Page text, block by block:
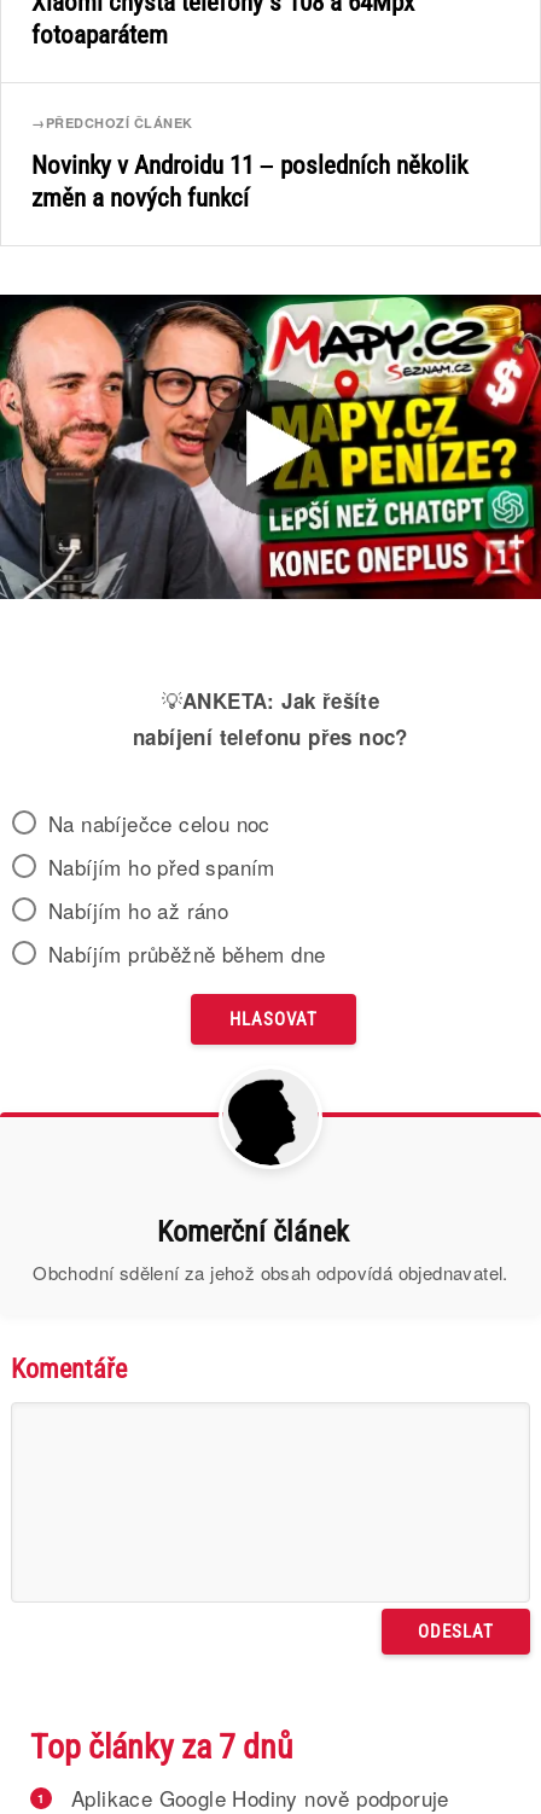
fotoaparátem
→ PŘEDCHOZÍ ČLÁNEK
Novinky v Androidu 11 – posledních několik
změn a nových funkcí
💡ANKETA: Jak řešíte
nabíjení telefonu přes noc?
Na nabíječce celou noc
Nabíjím ho před spaním
Nabíjím ho až ráno
Nabíjím průběžně během dne
Komerční článek
Obchodní sdělení za jehož obsah odpovídá objednavatel.
Komentáře
Top články za 7 dnů
1
Aplikace Google Hodiny nově podporuje